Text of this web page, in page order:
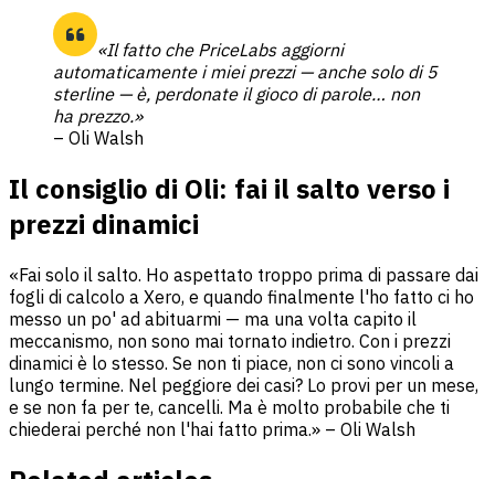
«Il fatto che PriceLabs aggiorni
automaticamente i miei prezzi — anche solo di 5
sterline — è, perdonate il gioco di parole… non
ha prezzo.»
– Oli Walsh
Il consiglio di Oli: fai il salto verso i
prezzi dinamici
«Fai solo il salto. Ho aspettato troppo prima di passare dai
fogli di calcolo a Xero, e quando finalmente l'ho fatto ci ho
messo un po' ad abituarmi — ma una volta capito il
meccanismo, non sono mai tornato indietro. Con i prezzi
dinamici è lo stesso. Se non ti piace, non ci sono vincoli a
lungo termine. Nel peggiore dei casi? Lo provi per un mese,
e se non fa per te, cancelli. Ma è molto probabile che ti
chiederai perché non l'hai fatto prima.» – Oli Walsh